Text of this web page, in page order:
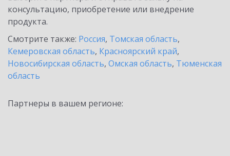
консультацию, приобретение или внедрение
продукта.
Смотрите также: Россия, Томская область,
Кемеровская область, Красноярский край,
Новосибирская область, Омская область, Тюменская
область
Партнеры в вашем регионе: